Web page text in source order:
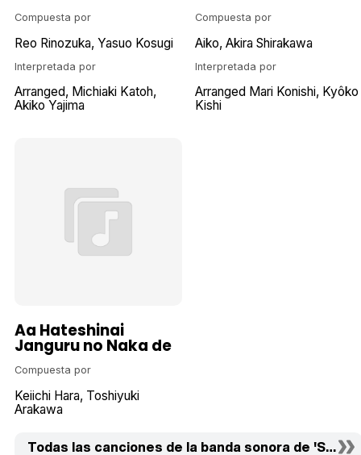
Compuesta por
Reo Rinozuka Yasuo Kosugi
Interpretada por
Arranged Michiaki Katoh
Akiko Yajima
Compuesta por
Aiko Akira Shirakawa
Interpretada por
Arranged Mari Konishi Kyôko
Kishi
Aa Hateshinai
Janguru no Naka de
Compuesta por
Keiichi Hara Toshiyuki
Arakawa
Todas las canciones de la banda sonora de 'Shin